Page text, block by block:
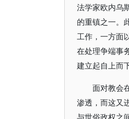
法学家欧内乌
的重镇之一。
工作，一方面
在处理争端事
建立起自上而
面对教会
渗透，而这又